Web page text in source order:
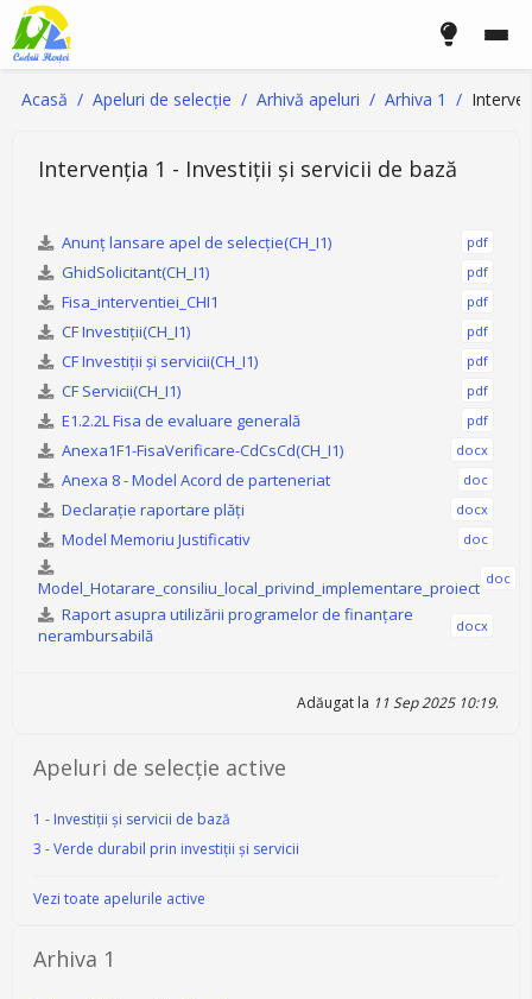
Acasă Apeluri de selecție Arhivă apeluri Arhiva 1
Intervenția 1 - Investiții și servicii de bază
Anunț lansare apel de selecție(CH_I1) pdf
GhidSolicitant(CH_I1) pdf
Fisa_interventiei_CHI1 pdf
CF Investiții(CH_I1) pdf
CF Investiții și servicii(CH_I1) pdf
CF Servicii(CH_I1) pdf
E1.2.2L Fisa de evaluare generală pdf
Anexa1F1-FisaVerificare-CdCsCd(CH_I1) docx
Anexa 8 - Model Acord de parteneriat doc
Declarație raportare plăți docx
Model Memoriu Justificativ doc
Model_Hotarare_consiliu_local_privind_implementare_proiect doc
Raport asupra utilizării programelor de finanţare
nerambursabilă
docx
Adăugat la 11 Sep 2025 10:19.
Apeluri de selecție active
1 - Investiții și servicii de bază
3 - Verde durabil prin investiții și servicii
Vezi toate apelurile active
Arhiva 1